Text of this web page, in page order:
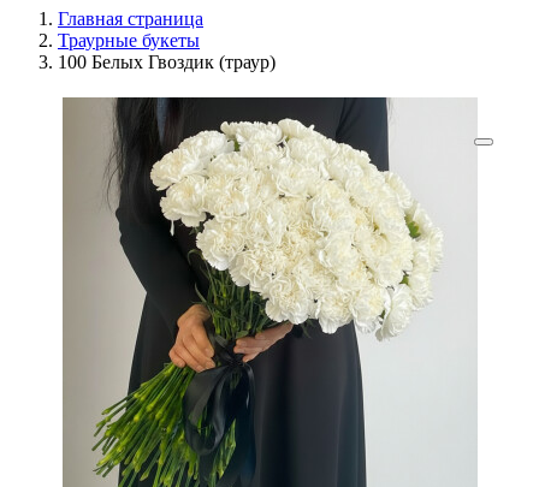
Главная страница
Траурные букеты
100 Белых Гвоздик (траур)